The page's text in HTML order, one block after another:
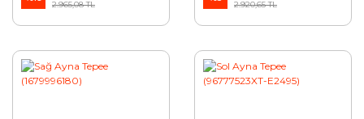
2.965,08 TL 2.920,65 TL